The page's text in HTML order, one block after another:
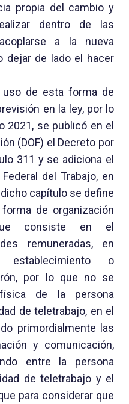
propia del cambio y
dentro de las
a la nueva
dejar de lado el hacer
de esta forma de
en la ley, por lo
2021, se publicó en el
(DOF) el Decreto por
311 y se adiciona el
del Trabajo, en
capítulo se define
de organización
consiste en el
remuneradas, en
o
por lo que no se
de la persona
de teletrabajo, en el
primordialmente las
y comunicación,
entre la persona
de teletrabajo y el
para considerar que